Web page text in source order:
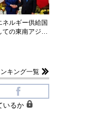
ネルギー供給国
ての東南アジ…
キング一覧
いるか